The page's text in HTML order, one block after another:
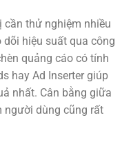
thử nghiệm nhiều
hiệu suất qua công
quảng cáo có tính
hay Ad Inserter giúp
nhất. Cân bằng giữa
người dùng cũng rất